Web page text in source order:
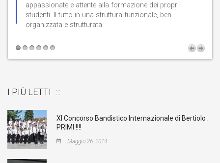
appassionate e attente alla formazione dei propri
studenti. Il tutto in una struttura funzionale, ben
organizzata e strutturata.
I PIÙ LETTI
XI Concorso Bandistico Internazionale di Bertiolo :
PRIMI !!!!
Maggio 26, 2014